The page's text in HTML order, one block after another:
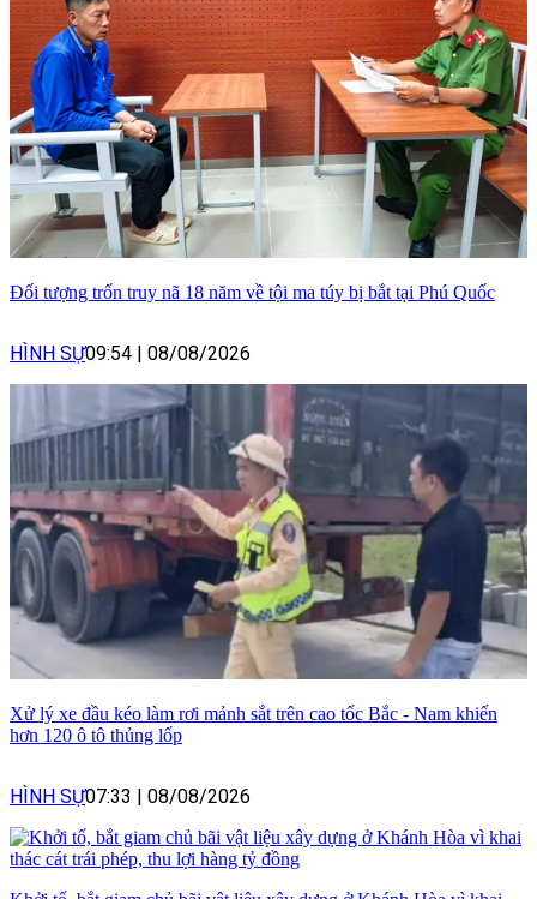
Đối tượng trốn truy nã 18 năm về tội ma túy bị bắt tại Phú Quốc
HÌNH SỰ09:54 08/08/2026
Xử lý xe đầu kéo làm rơi mảnh sắt trên cao tốc Bắc - Nam khiến
hơn 120 ô tô thủng lốp
HÌNH SỰ07:33 | 08/08/2026